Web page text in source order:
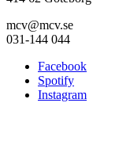
mcv@mcv.se
031-144 044
Facebook
Spotify
Instagram